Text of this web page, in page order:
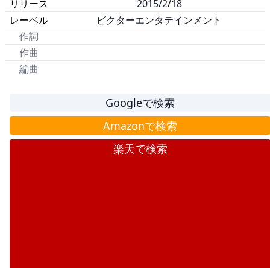
リリース
2015/2/18
レーベル
ビクターエンタテインメント
作詞
作曲
編曲
Googleで検索
Amazonで検索
楽天で検索